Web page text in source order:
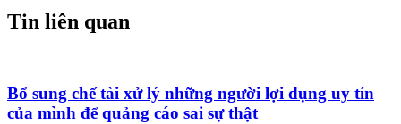
Tin liên quan
Bổ sung chế tài xử lý những người lợi dụng uy tín
của mình để quảng cáo sai sự thật